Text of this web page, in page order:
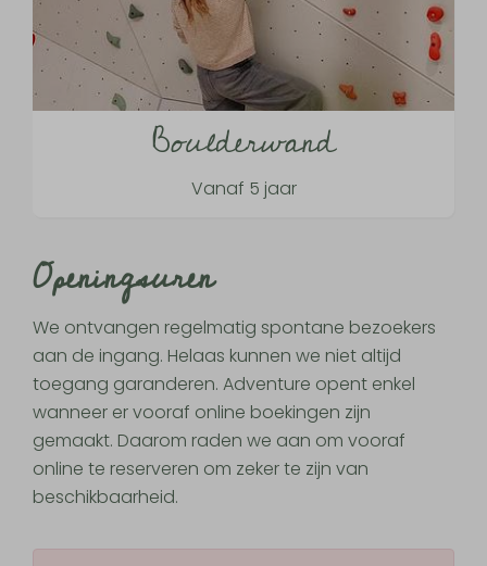
Boulderwand
Vanaf 5 jaar
Openingsuren
We ontvangen regelmatig spontane bezoekers
aan de ingang. Helaas kunnen we niet altijd
toegang garanderen. Adventure opent enkel
wanneer er vooraf online boekingen zijn
gemaakt. Daarom raden we aan om vooraf
online te reserveren om zeker te zijn van
beschikbaarheid.